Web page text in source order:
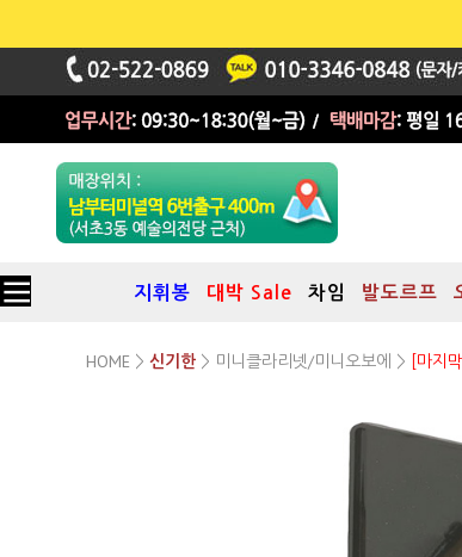
지휘봉 대박 Sale 차임 발도르프
HOME > 신기한 > 미니클라리넷/미니오보에 > [마지